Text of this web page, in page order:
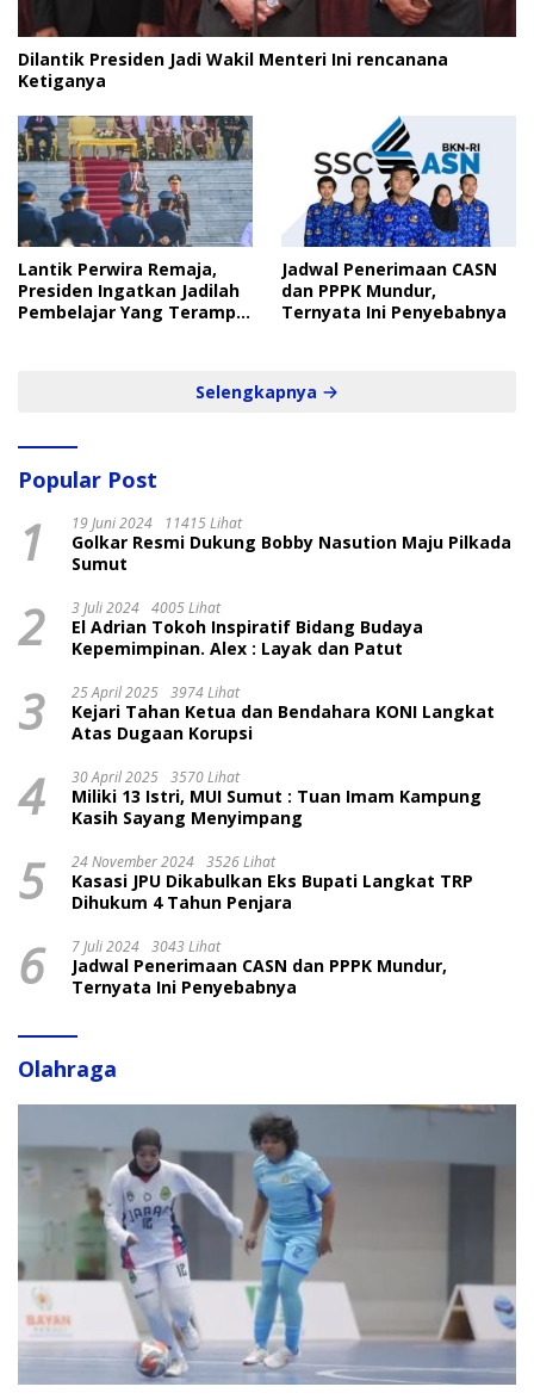
Dilantik Presiden Jadi Wakil Menteri Ini rencanana
Ketiganya
Lantik Perwira Remaja,
Presiden Ingatkan Jadilah
Pembelajar Yang Terampil
Jadwal Penerimaan CASN
dan PPPK Mundur,
Ternyata Ini Penyebabnya
Selengkapnya
Popular Post
1 19 Juni 2024 11415 Lihat
Golkar Resmi Dukung Bobby Nasution Maju Pilkada
Sumut
2 3 Juli 2024 4005 Lihat
El Adrian Tokoh Inspiratif Bidang Budaya
Kepemimpinan. Alex : Layak dan Patut
3 25 April 2025 3974 Lihat
Kejari Tahan Ketua dan Bendahara KONI Langkat
Atas Dugaan Korupsi
4 30 April 2025 3570 Lihat
Miliki 13 Istri, MUI Sumut : Tuan Imam Kampung
Kasih Sayang Menyimpang
5 24 November 2024 3526 Lihat
Kasasi JPU Dikabulkan Eks Bupati Langkat TRP
Dihukum 4 Tahun Penjara
6 7 Juli 2024 3043 Lihat
Jadwal Penerimaan CASN dan PPPK Mundur,
Ternyata Ini Penyebabnya
Olahraga